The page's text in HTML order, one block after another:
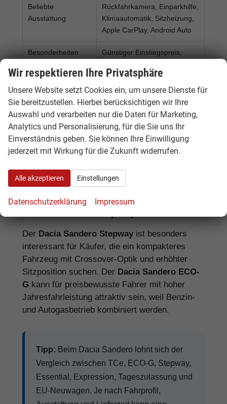
Beliebte
Ausstattung
Rückfahrkamera, Einparkhilfe,
Klimaautomatik, Sitzheizung,
Apple CarPlay, Android Auto
Besonderheiten
Günstiger Einstiegspreis,
Preis-Leistungs-Verhältnis
Der Dacia Sandero kombiniert kompakte
Außenmaße mit alltagstauglichem Innenraum,
günstigen Unterhaltskosten und attraktivem
Preisvorteil als EU-Neuwagen. Besonders
Expression oder Tageszulassung.
Der Dacia Sandero Stepway ist besonders
interessant für Käufer, die ein kompakteres
Fahrzeug mit Crossover-Optik und erhöhter
Sitzposition suchen. Der Dacia Sandero ECO-
G kann für preisbewusste Fahrer mit hoher
Jahresfahrleistung attraktiv sein, weil Benzin-
und Autogasbetrieb kombiniert werden.
Tipp: Beim Dacia Sandero lohnt sich der
Vergleich zwischen TCe, ECO-G, Stepway,
Essential, Expression, Tageszulassung und
EU-Neuwagen. Je nach Fahrprofil,
Wir respektieren Ihre Privatsphäre
Unsere Website setzt Cookies ein, um unsere Dienste für
Sie bereitzustellen. Hierbei berücksichtigen wir Ihre
Auswahl und verarbeiten nur die Daten für Marketing,
Analytics und Personalisierung, für die Sie uns Ihr
Einverständnis geben. Sie können Ihre Einwilligung
jederzeit mit Wirkung für die Zukunft widerrufen.
Alle akzeptieren Einstellungen
Datenschutzerklärung Impressum